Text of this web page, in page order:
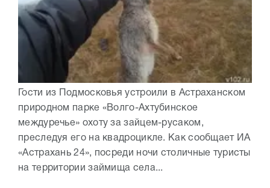
Гости из Подмосковья устроили в Астраханском
природном парке «Волго-Ахтубинское
междуречье» охоту за зайцем-русаком,
преследуя его на квадроцикле. Как сообщает ИА
«Астрахань 24», посреди ночи столичные туристы
на территории займища села...